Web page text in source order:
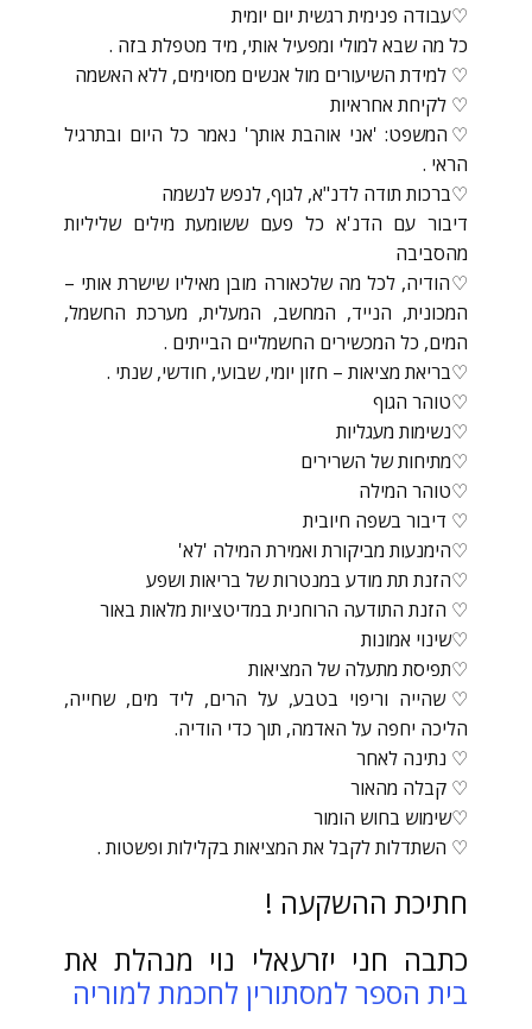
♡עבודה פנימית רגשית יום יומית
כל מה שבא למולי ומפעיל אותי, מיד מטפלת בזה .
♡ למידת השיעורים מול אנשים מסוימים, ללא האשמה
♡ לקיחת אחראיות
♡המשפט: 'אני אוהבת אותך' נאמר כל היום ובתרגיל
הראי .
♡ברכות תודה לדנ"א, לגוף, לנפש לנשמה
דיבור עם הדנ'א כל פעם ששומעת מילים שליליות
מהסביבה
♡הודיה, לכל מה שלכאורה מובן מאיליו שישרת אותי –
המכונית, הנייד, המחשב, המעלית, מערכת החשמל,
המים, כל המכשירים החשמליים הבייתים .
♡בריאת מציאות – חזון יומי, שבועי, חודשי, שנתי .
♡טוהר הגוף
♡נשימות מעגליות
♡מתיחות של השרירים
♡טוהר המילה
♡ דיבור בשפה חיובית
♡הימנעות מביקורת ואמירת המילה 'לא'
♡הזנת תת מודע במנטרות של בריאות ושפע
♡ הזנת התודעה הרוחנית במדיטציות מלאות באור
♡שינוי אמונות
♡תפיסת מתעלה של המציאות
♡שהייה וריפוי בטבע, על הרים, ליד מים, שחייה,
הליכה יחפה על האדמה, תוך כדי הודיה.
♡ נתינה לאחר
♡ קבלה מהאור
♡שימוש בחוש הומור
♡ השתדלות לקבל את המציאות בקלילות ופשטות .
חתיכת ההשקעה !
כתבה חני יזרעאלי נוי מנהלת את
בית הספר למסתורין לחכמת למוריה